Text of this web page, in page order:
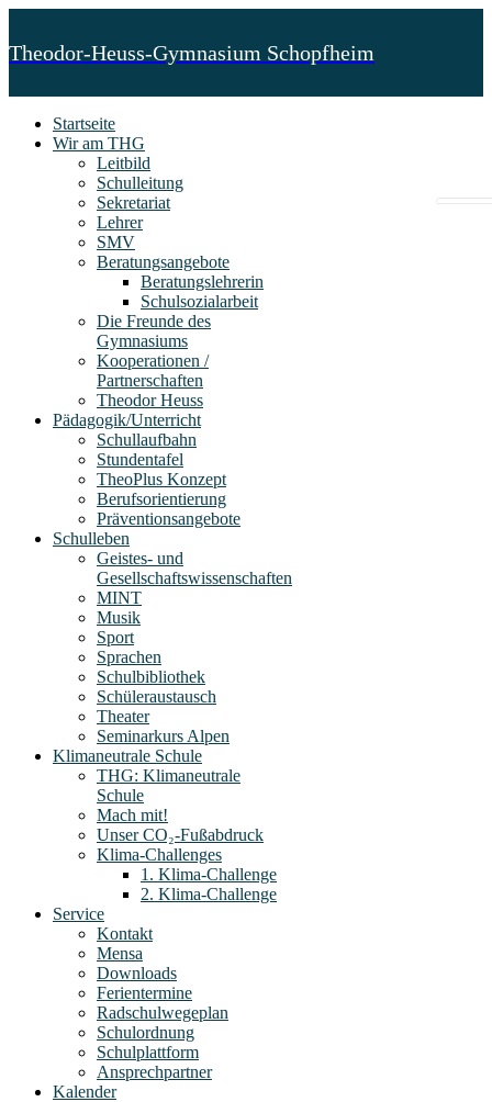
Theodor-Heuss-Gymnasium Schopfheim
Startseite
Wir am THG
Leitbild
Schulleitung
Sekretariat
Lehrer
SMV
Beratungsangebote
Beratungslehrerin
Schulsozialarbeit
Die Freunde des
Gymnasiums
Kooperationen /
Partnerschaften
Theodor Heuss
Pädagogik/Unterricht
Schullaufbahn
Stundentafel
TheoPlus Konzept
Berufsorientierung
Präventionsangebote
Schulleben
Geistes- und
Gesellschaftswissenschaften
MINT
Musik
Sport
Sprachen
Schulbibliothek
Schüleraustausch
Theater
Seminarkurs Alpen
Klimaneutrale Schule
THG: Klimaneutrale
Schule
Mach mit!
Unser CO₂-Fußabdruck
Klima-Challenges
1. Klima-Challenge
2. Klima-Challenge
Service
Kontakt
Mensa
Downloads
Ferientermine
Radschulwegeplan
Schulordnung
Schulplattform
Ansprechpartner
Kalender